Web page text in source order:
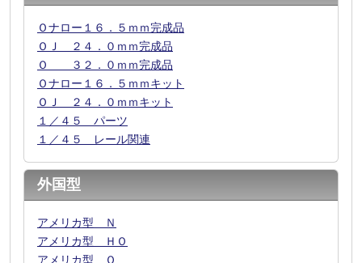
Ｏナロー１６．５ｍｍ完成品
ＯＪ ２４．０ｍｍ完成品
Ｏ ３２．０ｍｍ完成品
Ｏナロー１６．５ｍｍキット
ＯＪ ２４．０ｍｍキット
１／４５ パーツ
１／４５ レール関連
外国型
アメリカ型 Ｎ
アメリカ型 ＨＯ
アメリカ型 Ｏ